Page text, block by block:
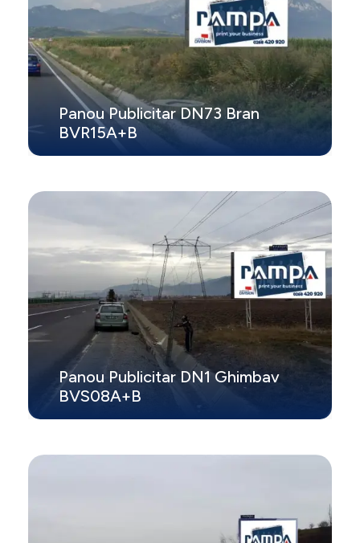
Panou Publicitar DN73 Bran
BVR15A+B
Panou Publicitar DN1 Ghimbav
BVS08A+B